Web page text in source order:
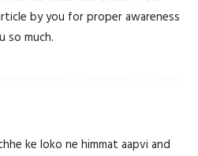
by you for proper awareness
so much.
ke loko ne himmat aapvi and